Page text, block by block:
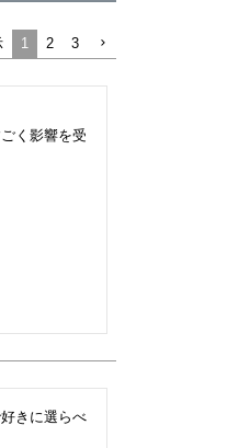
1 2 3
く影響を受
きに選らべ